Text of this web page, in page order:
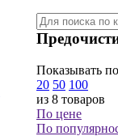
Показывать
20 50 100
из 8 товаров
По цене
По